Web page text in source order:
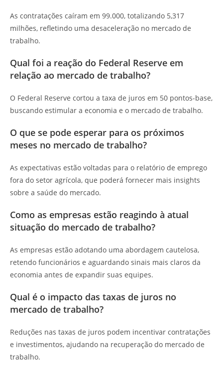
As contratações caíram em 99.000, totalizando 5,317
milhões, refletindo uma desaceleração no mercado de
trabalho.
Qual foi a reação do Federal Reserve em
relação ao mercado de trabalho?
O Federal Reserve cortou a taxa de juros em 50 pontos-base,
buscando estimular a economia e o mercado de trabalho.
O que se pode esperar para os próximos
meses no mercado de trabalho?
As expectativas estão voltadas para o relatório de emprego
fora do setor agrícola, que poderá fornecer mais insights
sobre a saúde do mercado.
Como as empresas estão reagindo à atual
situação do mercado de trabalho?
As empresas estão adotando uma abordagem cautelosa,
retendo funcionários e aguardando sinais mais claros da
economia antes de expandir suas equipes.
Qual é o impacto das taxas de juros no
mercado de trabalho?
Reduções nas taxas de juros podem incentivar contratações
e investimentos, ajudando na recuperação do mercado de
trabalho.